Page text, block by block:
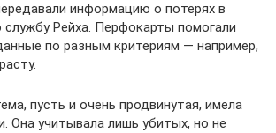
информацию о потерях в
службу Рейха. Перфокарты помогали
по разным критериям — например,
пусть и очень продвинутая, имела
Она учитывала лишь убитых, но не